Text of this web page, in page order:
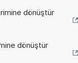
dönüştür
dönüştür